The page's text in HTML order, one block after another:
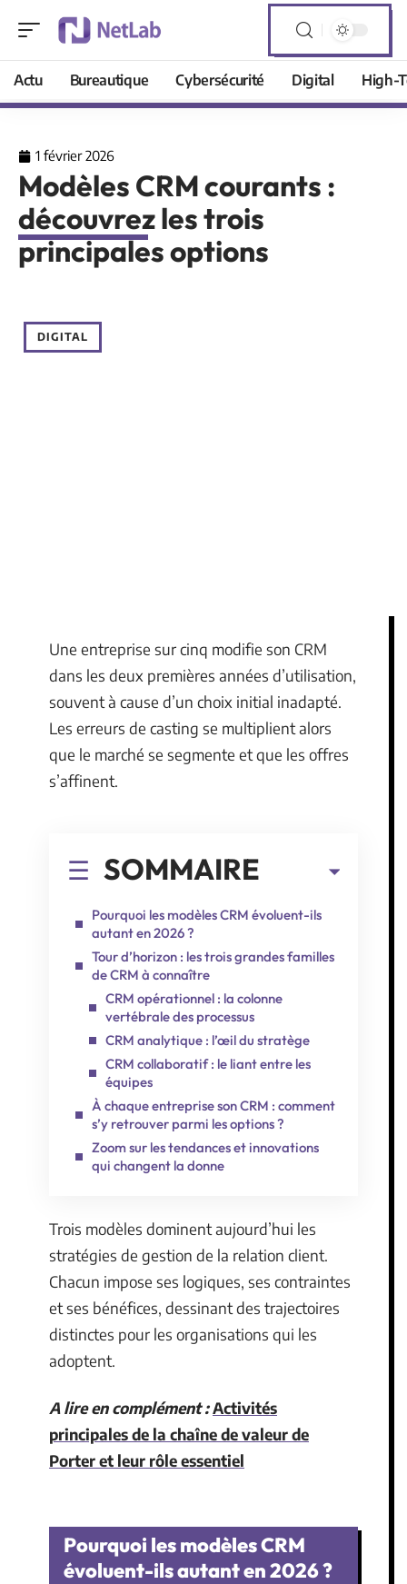
Actu Bureautique Cybersécurité Digital High-
1 février 2026
Modèles CRM courants :
découvrez les trois
principales options
DIGITAL
Une entreprise sur cinq modifie son CRM
dans les deux premières années d’utilisation,
souvent à cause d’un choix initial inadapté.
Les erreurs de casting se multiplient alors
que le marché se segmente et que les offres
s’affinent.
SOMMAIRE
Pourquoi les modèles CRM évoluent-ils
autant en 2026 ?
Tour d’horizon : les trois grandes familles
de CRM à connaître
CRM opérationnel : la colonne
vertébrale des processus
CRM analytique : l’œil du stratège
CRM collaboratif : le liant entre les
équipes
À chaque entreprise son CRM : comment
s’y retrouver parmi les options ?
Zoom sur les tendances et innovations
qui changent la donne
Trois modèles dominent aujourd’hui les
stratégies de gestion de la relation client.
Chacun impose ses logiques, ses contraintes
et ses bénéfices, dessinant des trajectoires
distinctes pour les organisations qui les
adoptent.
A lire en complément :Activités
principales de la chaîne de valeur de
Porter et leur rôle essentiel
Pourquoi les modèles CRM
évoluent-ils autant en 2026 ?